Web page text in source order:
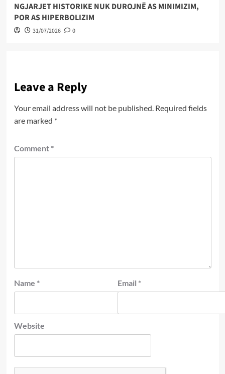
NGJARJET HISTORIKE NUK DUROJNË AS MINIMIZIM,
POR AS HIPERBOLIZIM
31/07/2026 0
Leave a Reply
Your email address will not be published. Required fields
are marked *
Comment *
Name * Email *
Website